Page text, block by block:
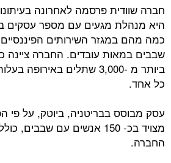
פרסמה לאחרונה בעיתונות
מגעים עם מספר עסקים בבריטניה,
השירותים הפיננסיים, כדי
עובדים. החברה ציינה כי היא
בבריטניה, ביוטק, על פי הפרסומים,
מצויד בכ- 150 אנשים עם שבבים, כולל